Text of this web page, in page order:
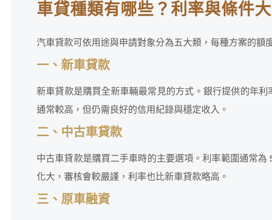
車貸種類有哪些？利率與條件
汽車貸款可依用途與申請對象分為五大類，每種方案的額
一、新車貸款
新車貸款是購買全新車輛最常見的方式。銀行提供的年
通常較高，但仍需良好的信用紀錄與穩定收入。
二、中古車貸款
中古車貸款是購買二手車時的主要選項。利率範圍通常
化大，審核會較嚴謹，利率也比新車貸款略高。
三、原車融資